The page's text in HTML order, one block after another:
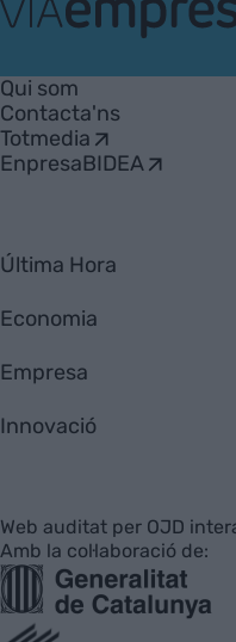
Empresa
Qui som
Contacta'ns
Totmedia
EnpresaBIDEA
Última Hora
Economia
Empresa
Innovació
Web auditat per OJD
Amb la col·laboració de: